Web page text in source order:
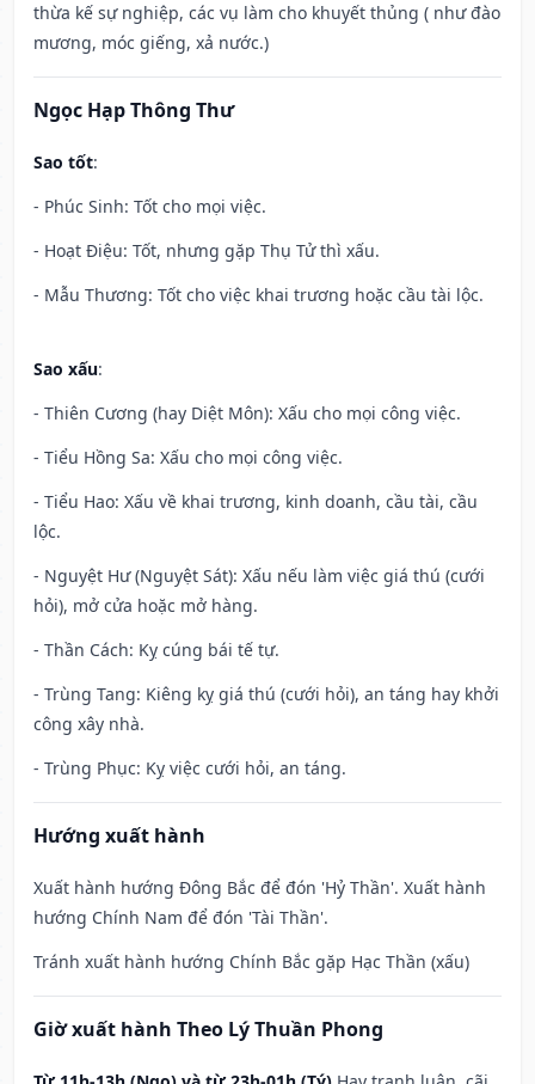
thừa kế sự nghiệp, các vụ làm cho khuyết thủng ( như đào
mương, móc giếng, xả nước.)
Ngọc Hạp Thông Thư
Sao tốt:
- Phúc Sinh: Tốt cho mọi việc.
- Hoạt Điệu: Tốt, nhưng gặp Thụ Tử thì xấu.
- Mẫu Thương: Tốt cho việc khai trương hoặc cầu tài lộc.
Sao xấu:
- Thiên Cương (hay Diệt Môn): Xấu cho mọi công việc.
- Tiểu Hồng Sa: Xấu cho mọi công việc.
- Tiểu Hao: Xấu về khai trương, kinh doanh, cầu tài, cầu
lộc.
- Nguyệt Hư (Nguyệt Sát): Xấu nếu làm việc giá thú (cưới
hỏi), mở cửa hoặc mở hàng.
- Thần Cách: Kỵ cúng bái tế tự.
- Trùng Tang: Kiêng kỵ giá thú (cưới hỏi), an táng hay khởi
công xây nhà.
- Trùng Phục: Kỵ việc cưới hỏi, an táng.
Hướng xuất hành
Xuất hành hướng Đông Bắc để đón 'Hỷ Thần'. Xuất hành
hướng Chính Nam để đón 'Tài Thần'.
Tránh xuất hành hướng Chính Bắc gặp Hạc Thần (xấu)
Giờ xuất hành Theo Lý Thuần Phong